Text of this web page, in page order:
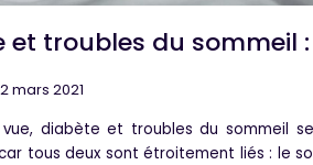
et troubles du sommeil
mars 2021
diabète et troubles du sommeil
tous deux sont étroitement liés : le